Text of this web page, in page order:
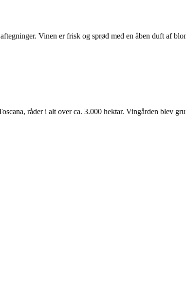
Vinen er frisk og sprød med en åben duft af
råder i alt over ca. 3.000 hektar. Vingården blev